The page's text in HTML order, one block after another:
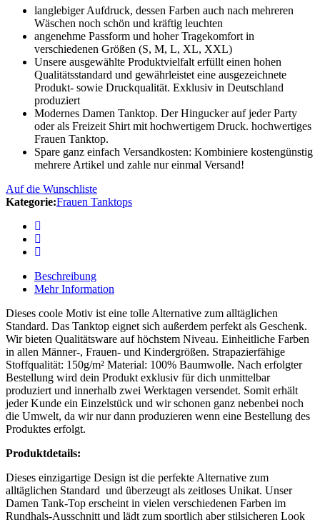
langlebiger Aufdruck, dessen Farben auch nach mehreren
Wäschen noch schön und kräftig leuchten
angenehme Passform und hoher Tragekomfort in
verschiedenen Größen (S, M, L, XL, XXL)
Unsere ausgewählte Produktvielfalt erfüllt einen hohen
Qualitätsstandard und gewährleistet eine ausgezeichnete
Produkt- sowie Druckqualität. Exklusiv in Deutschland
produziert
Modernes Damen Tanktop. Der Hingucker auf jeder Party
oder als Freizeit Shirt mit hochwertigem Druck. hochwertiges
Frauen Tanktop.
Spare ganz einfach Versandkosten: Kombiniere kostengünstig
mehrere Artikel und zahle nur einmal Versand!
Auf die Wunschliste
Kategorie:Frauen Tanktops
Beschreibung
Mehr Information
Dieses coole Motiv ist eine tolle Alternative zum alltäglichen
Standard. Das Tanktop eignet sich außerdem perfekt als Geschenk.
Wir bieten Qualitätsware auf höchstem Niveau. Einheitliche Farben
in allen Männer-, Frauen- und Kindergrößen. Strapazierfähige
Stoffqualität: 150g/m² Material: 100% Baumwolle. Nach erfolgter
Bestellung wird dein Produkt exklusiv für dich unmittelbar
produziert und innerhalb zwei Werktagen versendet. Somit erhält
jeder Kunde ein Einzelstück und wir schonen ganz nebenbei noch
die Umwelt, da wir nur dann produzieren wenn eine Bestellung des
Produktes erfolgt.
Produktdetails:
Dieses einzigartige Design ist die perfekte Alternative zum
alltäglichen Standard und überzeugt als zeitloses Unikat. Unser
Damen Tank-Top erscheint in vielen verschiedenen Farben im
Rundhals-Ausschnitt und lädt zum sportlich aber stilsicheren Look